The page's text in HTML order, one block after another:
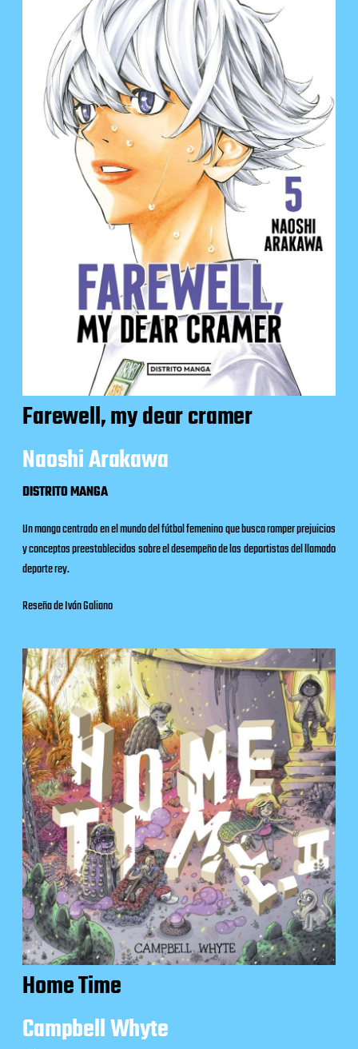
Farewell, my dear cramer
Naoshi Arakawa
DISTRITO MANGA
Un manga centrado en el mundo del fútbol femenino que busca romper prejuicios
y conceptos preestablecidos sobre el desempeño de las deportistas del llamado
deporte rey.
Reseña de Iván Galiano
Home Time
Campbell Whyte